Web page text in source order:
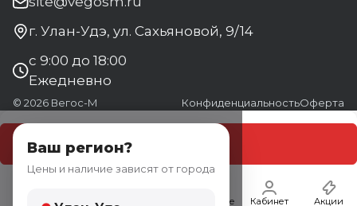
Главная Каталог Избранные Кабинет Акции
г. Улан-Удэ, ул. Сахьяновой, 9/14
с 9:00 до 18:00
Ежедневно
© 2026 Вегос-М КонфиденциальностьОферта
Ваш регион?
Цены и наличие зависят от города